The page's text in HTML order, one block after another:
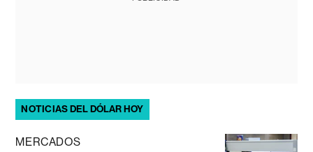
NOTICIAS DEL DÓLAR HOY
MERCADOS